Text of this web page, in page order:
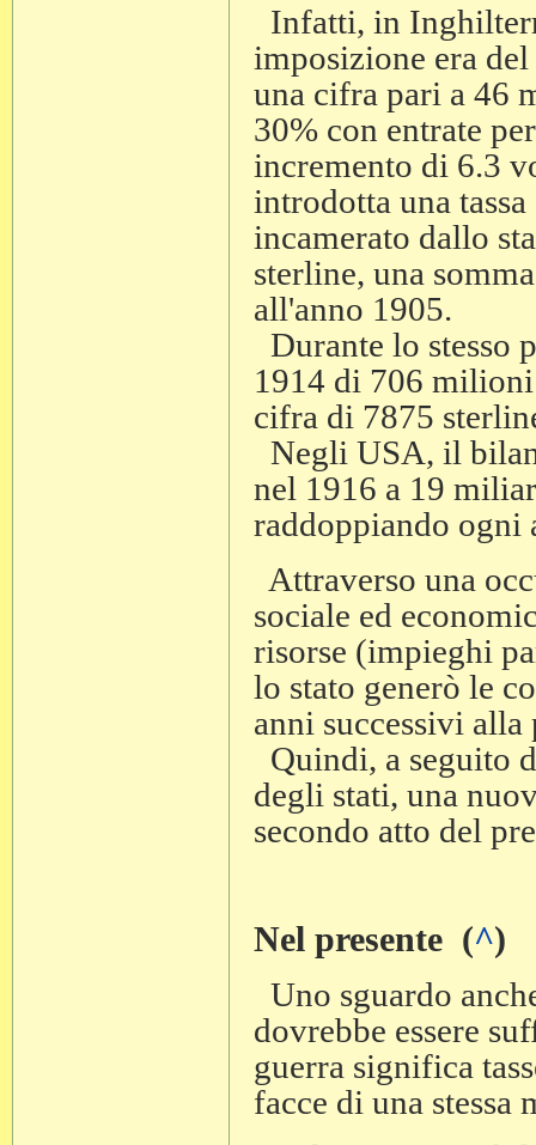
Infatti, in
imposizione era
una cifra pari a 46
30% con entrate
incremento di 6.3
introdotta una
incamerato dallo
sterline, una
all'anno 1905.
Durante lo stesso
1914 di 706
cifra di 7875
Negli USA, il
nel 1916 a 19
raddoppiando ogni
Attraverso una
sociale ed
risorse (impieghi
lo stato generò le
anni successivi
Quindi, a seguito
degli stati, una
secondo atto del
Nel presente (^)
Uno sguardo
dovrebbe essere
guerra significa
facce di una stessa